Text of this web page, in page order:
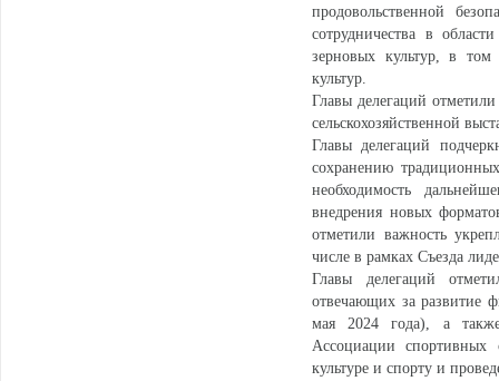
продовольственной
сотрудничества в
зерновых культур, в
культур.
Главы делегаций
сельскохозяйственной
Главы делегаций
сохранению
необходимость
внедрения новых
отметили важность
числе в рамках Съезда
Главы делегаций
отвечающих за развитие
мая 2024 года), а также
Ассоциации
культуре и спорту и